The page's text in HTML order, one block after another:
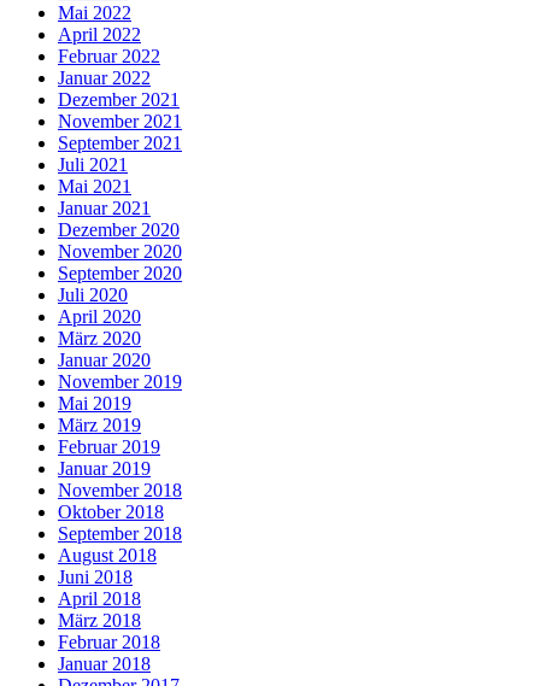
Mai 2022
April 2022
Februar 2022
Januar 2022
Dezember 2021
November 2021
September 2021
Juli 2021
Mai 2021
Januar 2021
Dezember 2020
November 2020
September 2020
Juli 2020
April 2020
März 2020
Januar 2020
November 2019
Mai 2019
März 2019
Februar 2019
Januar 2019
November 2018
Oktober 2018
September 2018
August 2018
Juni 2018
April 2018
März 2018
Februar 2018
Januar 2018